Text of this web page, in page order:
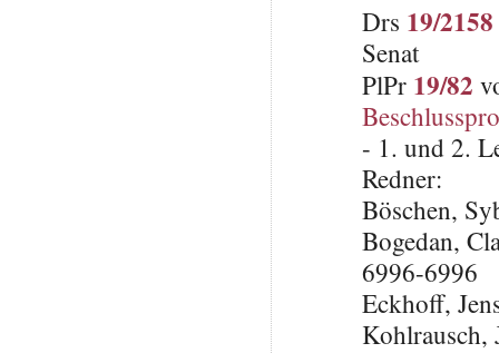
Drs 19/2158
Senat
PlPr 19/82
- 1. und 2.
Redner:
Böschen,
Bogedan,
6996-6996
Eckhoff,
Kohlrausch,